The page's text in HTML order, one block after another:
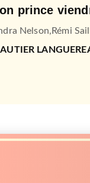
prince
Nelson,Rémi